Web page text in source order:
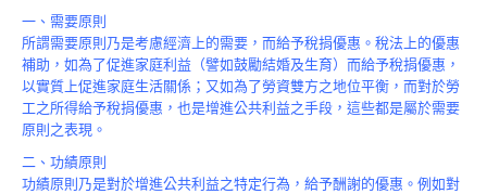
一、需要原則
所謂需要原則乃是考慮經濟上的需要，而給予稅捐優惠。稅法上的優惠
補助，如為了促進家庭利益（譬如鼓勵結婚及生育）而給予稅捐優惠，
以實質上促進家庭生活關係；又如為了勞資雙方之地位平衡，而對於勞
工之所得給予稅捐優惠，也是增進公共利益之手段，這些都是屬於需要
原則之表現。
二、功績原則
功績原則乃是對於增進公共利益之特定行為，給予酬謝的優惠。例如對